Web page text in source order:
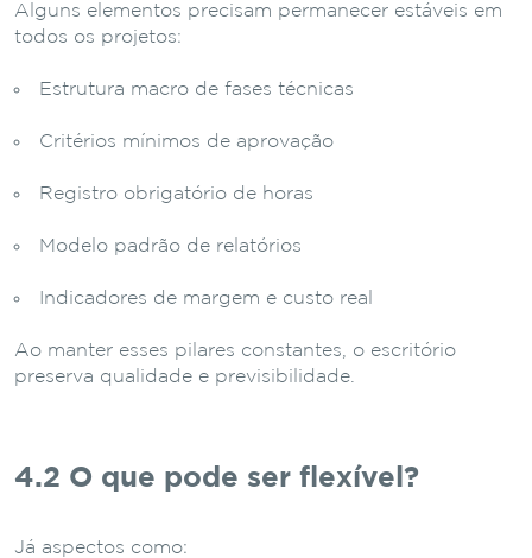
Alguns elementos precisam permanecer estáveis em
todos os projetos:
Estrutura macro de fases técnicas
Critérios mínimos de aprovação
Registro obrigatório de horas
Modelo padrão de relatórios
Indicadores de margem e custo real
Ao manter esses pilares constantes, o escritório
preserva qualidade e previsibilidade.
4.2 O que pode ser flexível?
Já aspectos como: